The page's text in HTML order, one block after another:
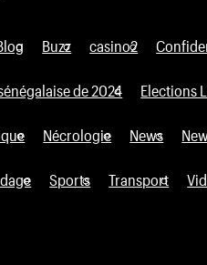
Buzz casino2
de 2024 Elections
Nécrologie News
Sports Transport